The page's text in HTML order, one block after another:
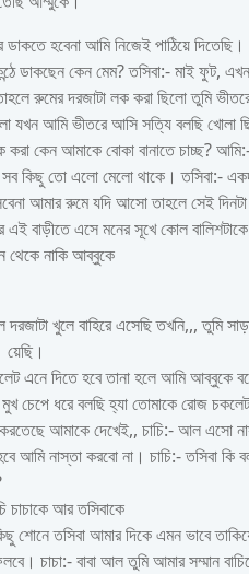
হবেনা আমি নিজেই পাঠিয়ে
ডাকছেন কেন মেম? তসিবা:- মাই ফুট,
রুমের দরজাটা লক করা ছিলো তুমি
যখন আমি ভীতরে আসি সত্যি বলছি খোলা
করা কেন আমাকে বোকা বানাতে চাচ্ছ?
কিছু তো এলো মেলো থাকে। তসিবা:-
আমার রুমে যদি আসো তাহলে সেই
বাড়ীতে এসে মনের সূখে কোল
থেকে নাকি আব্বুকে
দরজাটা খুলে বাহিরে এসেছি তখনি,,,
এনে দিতে হবে তানা হলে আমি আব্বুকে
চেপে ধরে বলছি হ্যা তোমাকে রোজ
করতেছে আমাকে দেখেই,, চাচি:- আল
আমি নাস্তা করবো না। চাচি:- তসিবা
চাচাকে আর তসিবাকে
শোনে তসিবা আমার দিকে এমন ভাবে
চাচা:- বাবা আল তুমি আমার সম্মান